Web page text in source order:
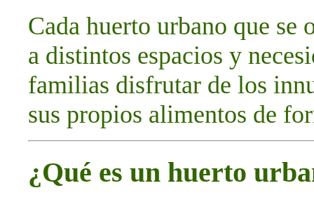
Cada huerto urbano que se
a distintos espacios y
familias disfrutar de los
sus propios alimentos de
¿Qué es un huerto